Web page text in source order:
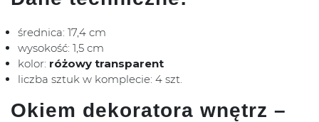
średnica: 17,4 cm
wysokość: 1,5 cm
kolor: różowy transparent
liczba sztuk w komplecie: 4 szt.
Okiem dekoratora wnętrz –